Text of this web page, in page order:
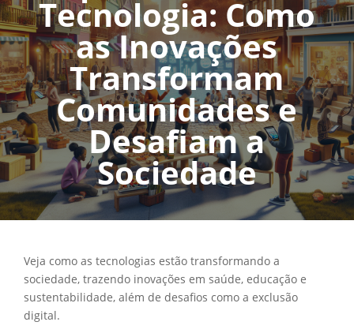
Tecnologia: Como
as Inovações
Transformam
Comunidades e
Desafiam a
Sociedade
Veja como as tecnologias estão transformando a
sociedade, trazendo inovações em saúde, educação e
sustentabilidade, além de desafios como a exclusão
digital.